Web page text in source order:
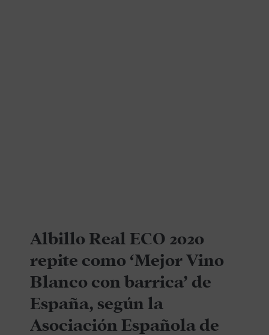
Albillo Real ECO 2020
repite como ‘Mejor Vino
Blanco con barrica’ de
España, según la
Asociación Española de